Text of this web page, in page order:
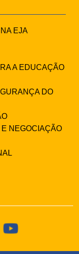
EJA
A EDUCAÇÃO
DO
NEGOCIAÇÃO